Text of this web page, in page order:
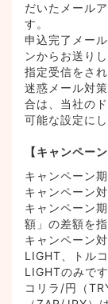
だいたメール
す。⁠
申込完了メー
ンからお送り
指定受信をさ
迷惑メール対
合は、当社の
可能な設定にし
【キャンペー
キャンペーン
キャンペーン
キャンペーン
額」の差額を指
キャンペーン
LIGHT、トル
LIGHTのみで
コリラ/円（